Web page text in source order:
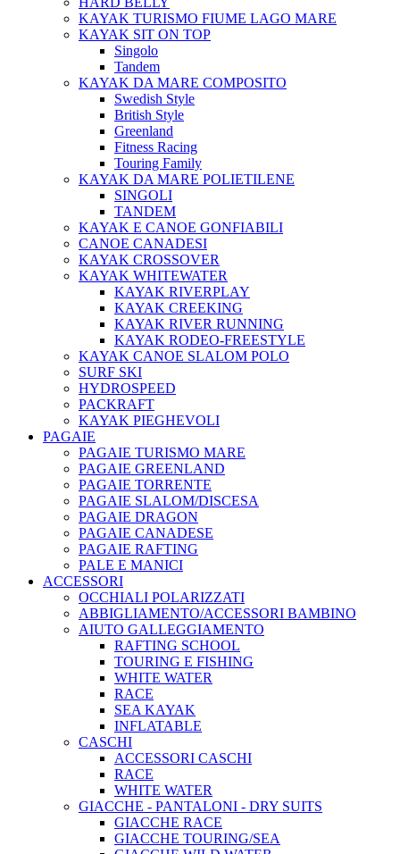
KAYAK TURISMO FIUME LAGO MARE
KAYAK SIT ON TOP
Singolo
Tandem
KAYAK DA MARE COMPOSITO
Swedish Style
British Style
Greenland
Fitness Racing
Touring Family
KAYAK DA MARE POLIETILENE
SINGOLI
TANDEM
KAYAK E CANOE GONFIABILI
CANOE CANADESI
KAYAK CROSSOVER
KAYAK WHITEWATER
KAYAK RIVERPLAY
KAYAK CREEKING
KAYAK RIVER RUNNING
KAYAK RODEO-FREESTYLE
KAYAK CANOE SLALOM POLO
SURF SKI
HYDROSPEED
PACKRAFT
KAYAK PIEGHEVOLI
PAGAIE
PAGAIE TURISMO MARE
PAGAIE GREENLAND
PAGAIE TORRENTE
PAGAIE SLALOM/DISCESA
PAGAIE DRAGON
PAGAIE CANADESE
PAGAIE RAFTING
PALE E MANICI
ACCESSORI
OCCHIALI POLARIZZATI
ABBIGLIAMENTO/ACCESSORI BAMBINO
AIUTO GALLEGGIAMENTO
RAFTING SCHOOL
TOURING E FISHING
WHITE WATER
RACE
SEA KAYAK
INFLATABLE
CASCHI
ACCESSORI CASCHI
RACE
WHITE WATER
GIACCHE - PANTALONI - DRY SUITS
GIACCHE RACE
GIACCHE TOURING/SEA